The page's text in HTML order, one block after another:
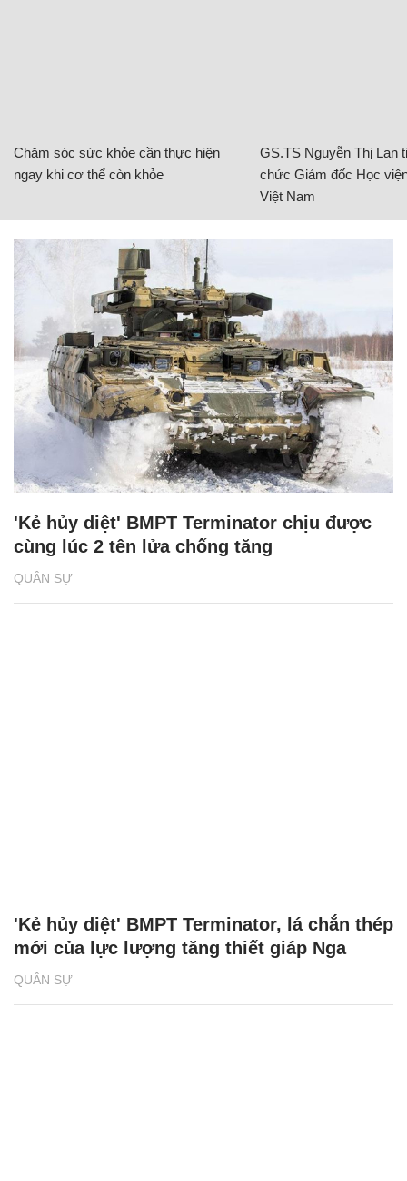
Chăm sóc sức khỏe cần thực hiện
ngay khi cơ thể còn khỏe
GS.TS Nguyễn Thị Lan
chức Giám đốc Học
Việt Nam
QUÂN SỰ
'Kẻ hủy diệt' BMPT Terminator chịu được
cùng lúc 2 tên lửa chống tăng
QUÂN SỰ
'Kẻ hủy diệt' BMPT Terminator, lá chắn thép
mới của lực lượng tăng thiết giáp Nga